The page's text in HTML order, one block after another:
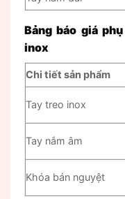
Bảng báo giá
inox
Chi tiết sản phẩm
Tay treo inox
Tay nắm âm
Khóa bán nguyệt